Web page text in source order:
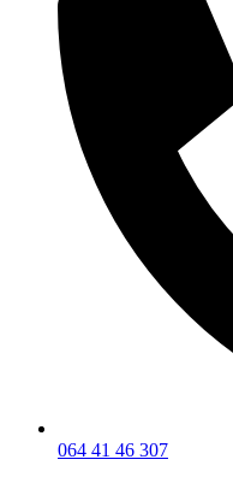
064 41 46 307